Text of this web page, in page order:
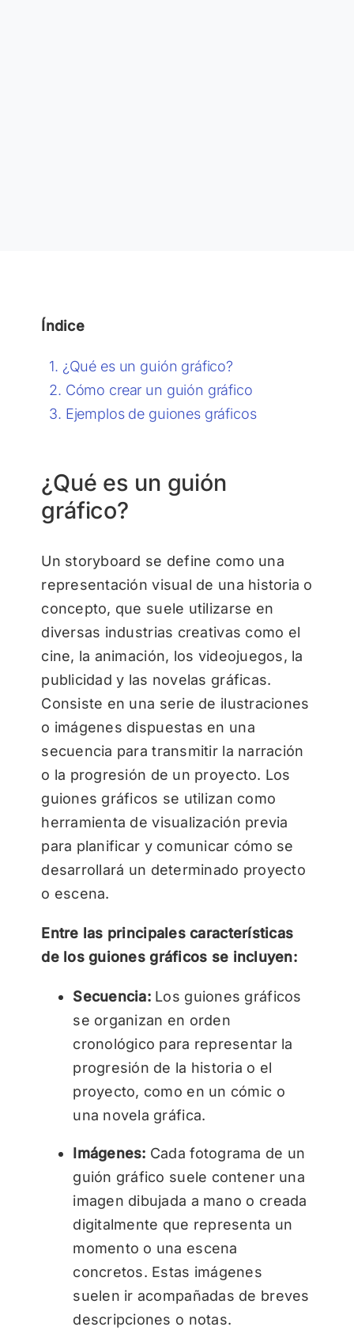
Índice
¿Qué es un guión gráfico?
Cómo crear un guión gráfico
Ejemplos de guiones gráficos
¿Qué es un guión
gráfico?
Un storyboard se define como una
representación visual de una historia o
concepto, que suele utilizarse en
diversas industrias creativas como el
cine, la animación, los videojuegos, la
publicidad y las novelas gráficas.
Consiste en una serie de ilustraciones
o imágenes dispuestas en una
secuencia para transmitir la narración
o la progresión de un proyecto. Los
guiones gráficos se utilizan como
herramienta de visualización previa
para planificar y comunicar cómo se
desarrollará un determinado proyecto
o escena.
Entre las principales características
de los guiones gráficos se incluyen:
Secuencia: Los guiones gráficos
se organizan en orden
cronológico para representar la
progresión de la historia o el
proyecto, como en un cómic o
una novela gráfica.
Imágenes: Cada fotograma de un
guión gráfico suele contener una
imagen dibujada a mano o creada
digitalmente que representa un
momento o una escena
concretos. Estas imágenes
suelen ir acompañadas de breves
descripciones o notas.